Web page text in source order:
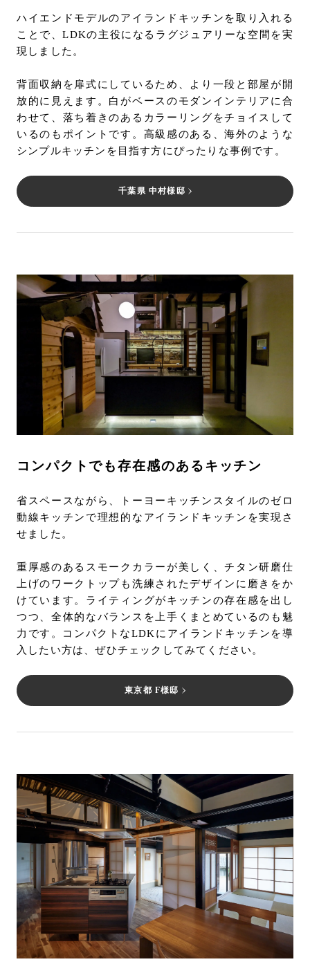
ハイエンドモデルのアイランドキッチンを取り入れる
ことで、LDKの主役になるラグジュアリーな空間を実
現しました。
背面収納を扉式にしているため、より一段と部屋が開
放的に見えます。白がベースのモダンインテリアに合
わせて、落ち着きのあるカラーリングをチョイスして
いるのもポイントです。高級感のある、海外のような
シンプルキッチンを目指す方にぴったりな事例です。
千葉県 中村様邸
コンパクトでも存在感のあるキッチン
省スペースながら、トーヨーキッチンスタイルのゼロ
動線キッチンで理想的なアイランドキッチンを実現さ
せました。
重厚感のあるスモークカラーが美しく、チタン研磨仕
上げのワークトップも洗練されたデザインに磨きをか
けています。ライティングがキッチンの存在感を出し
つつ、全体的なバランスを上手くまとめているのも魅
力です。コンパクトなLDKにアイランドキッチンを導
入したい方は、ぜひチェックしてみてください。
東京都 F様邸